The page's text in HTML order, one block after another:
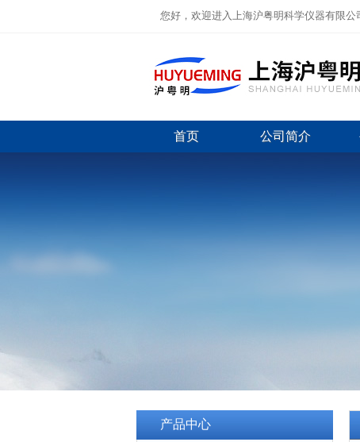
您好，欢迎进入上海沪粤明科学仪器有限公
首页 公司简介
产品中心